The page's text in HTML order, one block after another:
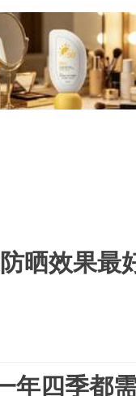
晒效果最
年四季都